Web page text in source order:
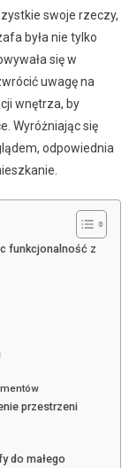
swoje rzeczy,
była nie tylko
się w
uwagę na
wnętrza, by
Wyróżniając się
odpowiednia
funkcjonalność z
przestrzeni
do małego